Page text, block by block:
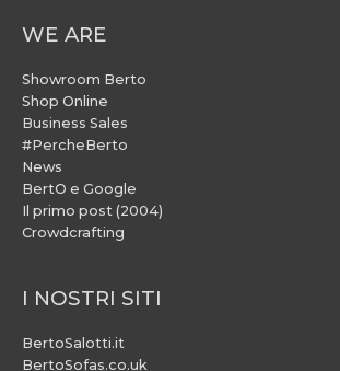
WE ARE
Showroom Berto
Shop Online
Business Sales
#PercheBerto
News
BertO e Google
Il primo post (2004)
Crowdcrafting
I NOSTRI SITI
BertoSalotti.it
BertoSofas.co.uk